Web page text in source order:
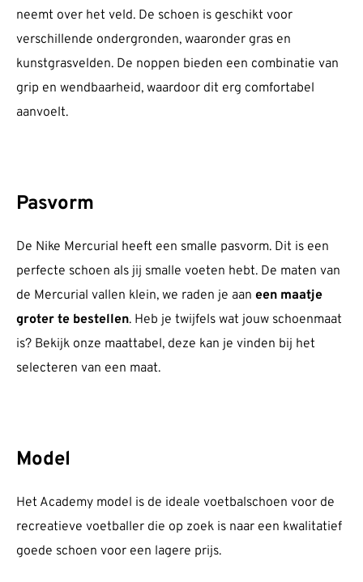
neemt over het veld. De schoen is geschikt voor
verschillende ondergronden, waaronder gras en
kunstgrasvelden. De noppen bieden een combinatie van
grip en wendbaarheid, waardoor dit erg comfortabel
aanvoelt.
Pasvorm
De Nike Mercurial heeft een smalle pasvorm. Dit is een
perfecte schoen als jij smalle voeten hebt. De maten van
de Mercurial vallen klein, we raden je aan een maatje
groter te bestellen. Heb je twijfels wat jouw schoenmaat
is? Bekijk onze maattabel, deze kan je vinden bij het
selecteren van een maat.
Model
Het Academy model is de ideale voetbalschoen voor de
recreatieve voetballer die op zoek is naar een kwalitatief
goede schoen voor een lagere prijs.